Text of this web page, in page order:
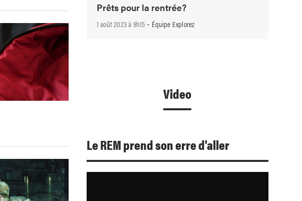
Prêts pour la rentrée?
1 août 2023 à 9h15 - Équipe Explorez
Video
Le REM prend son erre d'aller